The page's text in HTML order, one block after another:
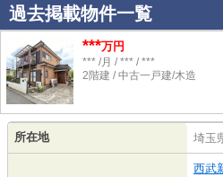
過去掲載物件一覧
***万円
*** /月 / *** / ***
2階建 / 中古一戸建/木造
所在地 埼玉
西武